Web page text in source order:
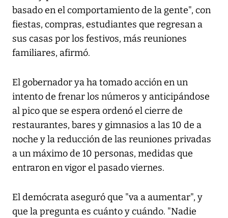
basado en el comportamiento de la gente", con
fiestas, compras, estudiantes que regresan a
sus casas por los festivos, más reuniones
familiares, afirmó.
El gobernador ya ha tomado acción en un
intento de frenar los números y anticipándose
al pico que se espera ordenó el cierre de
restaurantes, bares y gimnasios a las 10 de a
noche y la reducción de las reuniones privadas
a un máximo de 10 personas, medidas que
entraron en vigor el pasado viernes.
El demócrata aseguró que "va a aumentar", y
que la pregunta es cuánto y cuándo. "Nadie